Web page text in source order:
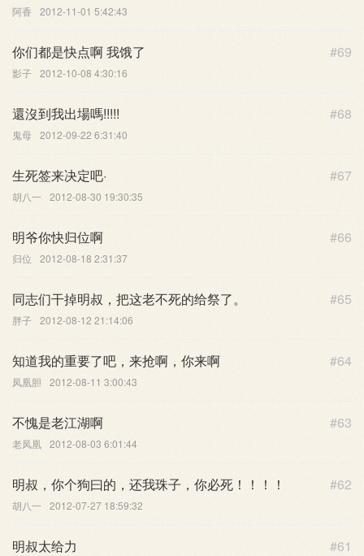
阿香 2012-11-01 5:42:43
#69
你们都是快点啊 我饿了
影子 2012-10-08 4:30:16
#68
還沒到我出場嗎!!!!!
鬼母 2012-09-22 6:31:40
#67
生死签来决定吧·
胡八一 2012-08-30 19:30:35
#66
明爷你快归位啊
归位 2012-08-18 2:31:37
#65
同志们干掉明叔，把这老不死的给祭了。
胖子 2012-08-12 21:14:06
#64
知道我的重要了吧，来抢啊，你来啊
凤凰胆 2012-08-11 3:00:43
#63
不愧是老江湖啊
老凤凰 2012-08-03 6:01:44
#62
明叔，你个狗曰的，还我珠子，你必死！！！！
胡八一 2012-07-27 18:59:32
#61
明叔太给力